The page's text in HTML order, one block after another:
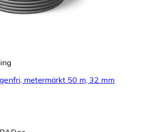
metermärkt 50 m, 32 mm